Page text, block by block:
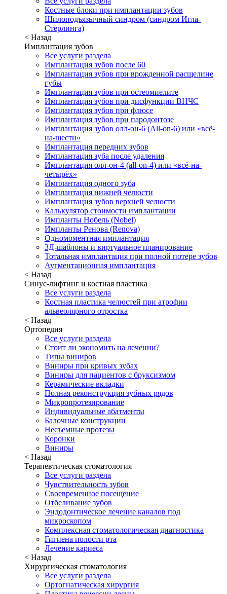
Костные блоки при имплантации зубов
Шилоподъязычный синдром (синдром Игла-
Стерлинга)
< Назад
Имплантация зубов
Все услуги раздела
Имплантация зубов после 60
Имплантация зубов при врожденной расщелине
губы
Имплантация зубов при остеомиелите
Имплантация зубов при дисфункции ВНЧС
Имплантация зубов при флюсе
Имплантация зубов при пародонтозе
Имплантация зубов олл-он-6 (All-on-6) или «всё-
на-шести»
Имплантация передних зубов
Имплантация зуба после удаления
Имплантация олл-он-4 (all-on-4) или «всё-на-
четырёх»
Имплантация одного зуба
Имплантация нижней челюсти
Имплантация зубов верхней челюсти
Калькулятор стоимости имплантации
Импланты Нобель (Nobel)
Импланты Ренова (Renova)
Одномоментная имплантация
3Д-шаблоны и виртуальное планирование
Тотальная имплантация при полной потере зубов
Аугментационная имплантация
< Назад
Синус-лифтинг и костная пластика
Все услуги раздела
Костная пластика челюстей при атрофии
альвеолярного отростка
< Назад
Ортопедия
Все услуги раздела
Стоит ли экономить на лечении?
Типы виниров
Виниры при кривых зубах
Виниры для пациентов с бруксизмом
Керамические вкладки
Полная реконструкция зубных рядов
Микропротезирование
Индивидуальные абатменты
Балочные конструкции
Несъемные протезы
Коронки
Виниры
< Назад
Терапевтическая стоматология
Все услуги раздела
Чувствительность зубов
Своевременное посещение
Отбеливание зубов
Эндодонтическое лечение каналов под
микроскопом
Комплексная стоматологическая диагностика
Гигиена полости рта
Лечение кариеса
< Назад
Хирургическая стоматология
Все услуги раздела
Ортогнатическая хирургия